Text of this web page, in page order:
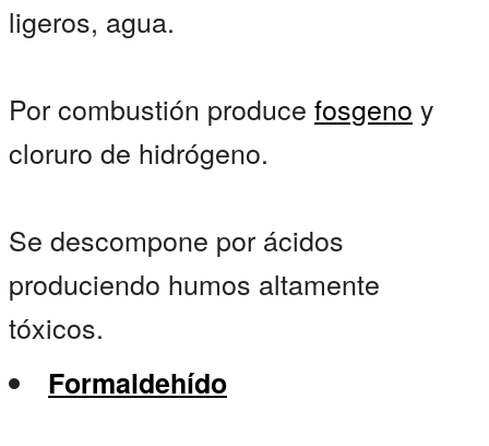
ligeros, agua.
Por combustión produce fosgeno y
cloruro de hidrógeno.
Se descompone por ácidos
produciendo humos altamente
tóxicos.
Formaldehído